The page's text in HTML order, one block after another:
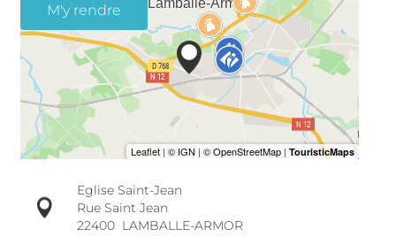
M'y rendre
Eglise Saint-Jean
Rue Saint Jean
22400 LAMBALLE-ARMOR